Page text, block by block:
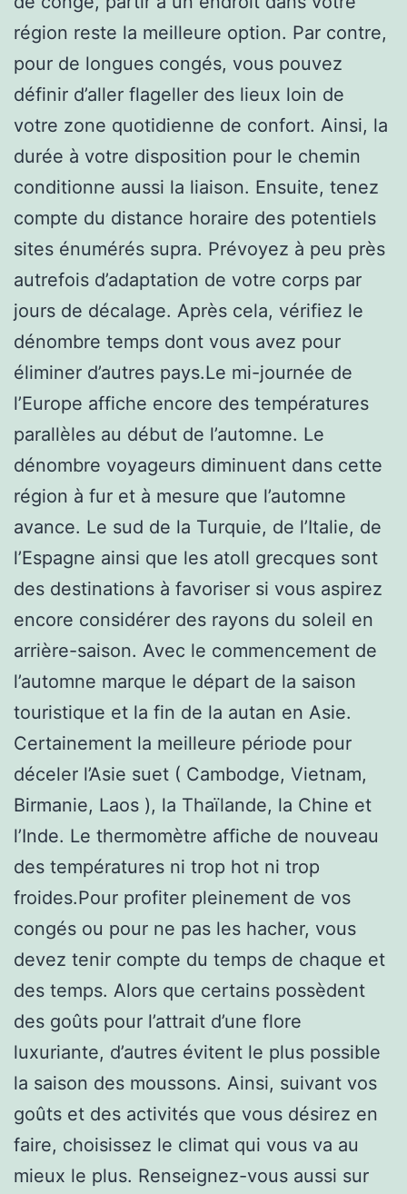
région reste la meilleure option. Par contre,
pour de longues congés, vous pouvez
définir d’aller flageller des lieux loin de
votre zone quotidienne de confort. Ainsi, la
durée à votre disposition pour le chemin
conditionne aussi la liaison. Ensuite, tenez
compte du distance horaire des potentiels
sites énumérés supra. Prévoyez à peu près
autrefois d’adaptation de votre corps par
jours de décalage. Après cela, vérifiez le
dénombre temps dont vous avez pour
éliminer d’autres pays.Le mi-journée de
l’Europe affiche encore des températures
parallèles au début de l’automne. Le
dénombre voyageurs diminuent dans cette
région à fur et à mesure que l’automne
avance. Le sud de la Turquie, de l’Italie, de
l’Espagne ainsi que les atoll grecques sont
des destinations à favoriser si vous aspirez
encore considérer des rayons du soleil en
arrière-saison. Avec le commencement de
l’automne marque le départ de la saison
touristique et la fin de la autan en Asie.
Certainement la meilleure période pour
déceler l’Asie suet ( Cambodge, Vietnam,
Birmanie, Laos ), la Thaïlande, la Chine et
l’Inde. Le thermomètre affiche de nouveau
des températures ni trop hot ni trop
froides.Pour profiter pleinement de vos
congés ou pour ne pas les hacher, vous
devez tenir compte du temps de chaque et
des temps. Alors que certains possèdent
des goûts pour l’attrait d’une flore
luxuriante, d’autres évitent le plus possible
la saison des moussons. Ainsi, suivant vos
goûts et des activités que vous désirez en
faire, choisissez le climat qui vous va au
mieux le plus. Renseignez-vous aussi sur